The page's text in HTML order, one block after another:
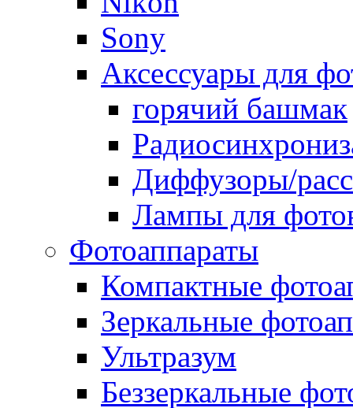
Sony
Аксессуары для
горячий башмак
Диффузоры/
Лампы для
Фотоаппараты
Компактные
Зеркальные
Ультразум
Беззеркальные